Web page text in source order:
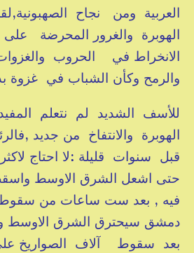
العربية ومن نجاح
الهوبرة والغرور المحرضة
الانخراط في الحروب
والرمح وكأن الشباب في غزوة
للأسف الشديد لم نتعلم
الهوبرة والانتفاخ من جديد
قبل سنوات قليلة :لا احتاج
حتى اشعل الشرق الاوسط واسقط
فيه , بعد ست ساعات من
دمشق سيحترق الشرق الاوسط
بعد سقوط آلاف الصواريخ